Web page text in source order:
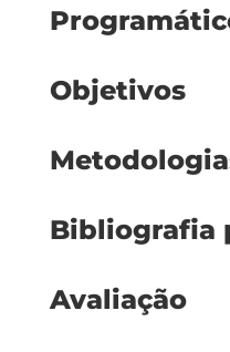
Objetivos
Bibliografia
Avaliação